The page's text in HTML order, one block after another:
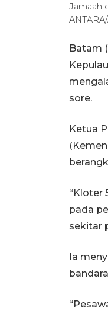
Jamaah
Batam
sore.
Ketua
“Kloter
pada
sekitar
Ia